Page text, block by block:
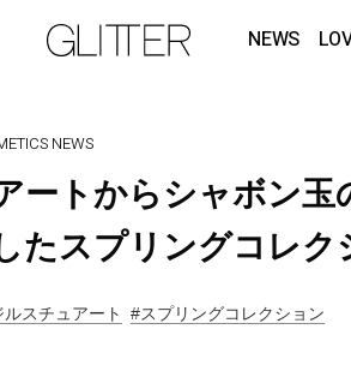
NEWS
NEWS
ートからシャボン玉
たスプリングコレク
ルスチュアート #スプリングコレクション